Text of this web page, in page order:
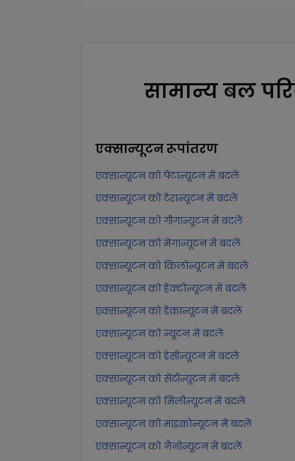
सामान्य बल
एक्सान्यूटनरूपांतरण
एक्सान्यूटन को पेटान्यूटन में बदलें
एक्सान्यूटन को टेरान्यूटन में बदलें
एक्सान्यूटन को गीगान्यूटन में बदलें
एक्सान्यूटन को मेगान्यूटन में बदलें
एक्सान्यूटन को किलोन्यूटन में बदलें
एक्सान्यूटन को हेक्टोन्यूटन में बदलें
एक्सान्यूटन को डेकान्यूटन में बदलें
एक्सान्यूटन को न्यूटन में बदलें
एक्सान्यूटन को डेसीन्यूटन में बदलें
एक्सान्यूटन को सेंटीन्यूटन में बदलें
एक्सान्यूटन को मिलीन्यूटन में बदलें
एक्सान्यूटन को माइक्रोन्यूटन में बदलें
एक्सान्यूटन को नैनोन्यूटन में बदलें